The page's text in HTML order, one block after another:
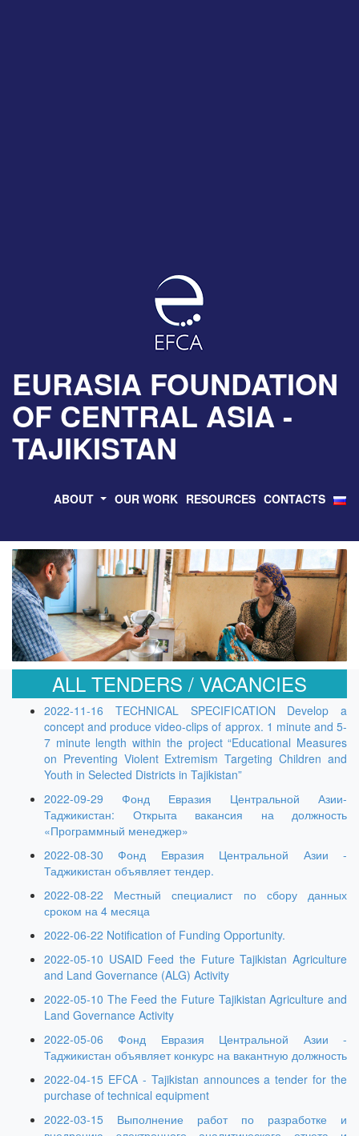
EURASIA FOUNDATION
OF CENTRAL ASIA -
TAJIKISTAN
ABOUT OUR WORK RESOURCES CONTACTS
ALL TENDERS / VACANCIES
2022-11-16 TECHNICAL SPECIFICATION Develop a
concept and produce video-clips of approx. 1 minute and 5-
7 minute length within the project “Educational Measures
on Preventing Violent Extremism Targeting Children and
Youth in Selected Districts in Tajikistan”
2022-09-29 Фонд Евразия Центральной Азии-
Таджикистан: Открыта вакансия на должность
«Программный менеджер»
2022-08-30 Фонд Евразия Центральной Азии -
Таджикистан объявляет тендер.
2022-08-22 Местный специалист по сбору данных
сроком на 4 месяца
2022-06-22 Notification of Funding Opportunity.
2022-05-10 USAID Feed the Future Tajikistan Agriculture
and Land Governance (ALG) Activity
2022-05-10 The Feed the Future Tajikistan Agriculture and
Land Governance Activity
2022-05-06 Фонд Евразия Центральной Азии -
Таджикистан объявляет конкурс на вакантную должность
2022-04-15 EFCA - Tajikistan announces a tender for the
purchase of technical equipment
2022-03-15 Выполнение работ по разработке и